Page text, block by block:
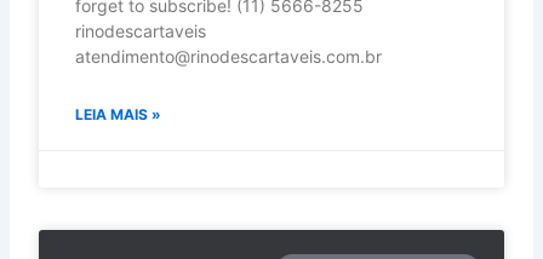
forget to subscribe! (11) 5666-8255
rinodescartaveis
atendimento@rinodescartaveis.com.br
LEIA MAIS »